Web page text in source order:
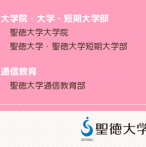
大学院・大学・短期大学部
聖徳大学大学院
聖徳大学・聖徳大学短期大学部
通信教育
聖徳大学通信教育部